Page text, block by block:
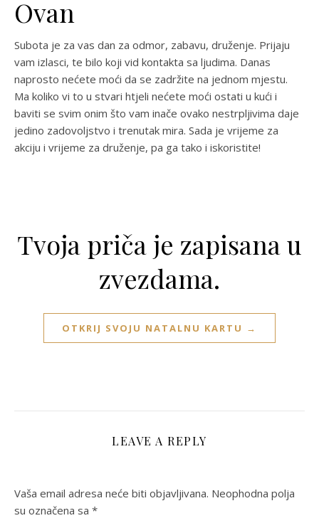
Ovan
Subota je za vas dan za odmor, zabavu, druženje. Prijaju
vam izlasci, te bilo koji vid kontakta sa ljudima. Danas
naprosto nećete moći da se zadržite na jednom mjestu.
Ma koliko vi to u stvari htjeli nećete moći ostati u kući i
baviti se svim onim što vam inače ovako nestrpljivima daje
jedino zadovoljstvo i trenutak mira. Sada je vrijeme za
akciju i vrijeme za druženje, pa ga tako i iskoristite!
Tvoja priča je zapisana u
zvezdama.
OTKRIJ SVOJU NATALNU KARTU →
LEAVE A REPLY
Vaša email adresa neće biti objavljivana. Neophodna polja
su označena sa *